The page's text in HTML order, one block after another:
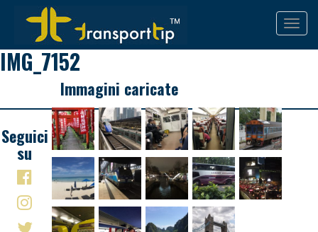
IMG_7152
Immagini caricate
Seguici
su